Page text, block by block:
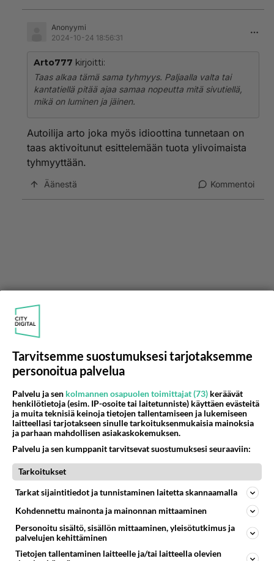
Anonyymi
2024-10-24 18:56:31
Arto777 kirjoitti:
Taas alkaa tämä sama tyhmyys. Paljaalla valta tai
kantatiellä pitää ajaa samaa nopeutta mitä sivutiellä,
mikä on luminen ja jäinen.
Autoilija arto joka myös idioottina tunnetaan on
taas aktivoitunut esittelemään tuota ylivoimaista
tyhmyyttään.
Äänestä Kommentoi
Anonyymi
2024-10-24 19:00:27
Saa ajaa ENINTÄÄN liikennemerkein osoitettua
Juu, ellei ole ko. tilanteessa viisasta ajaa hieman
lujempaa.
Äänestä Kommentoi
Tarvitsemme suostumuksesi tarjotaksemme
personoitua palvelua
Palvelu ja sen kolmannen osapuolen toimittajat (73) keräävät
henkilötietoja (esim. IP-osoite tai laitetunniste) käyttäen evästeitä
ja muita teknisiä keinoja tietojen tallentamiseen ja lukemiseen
laitteellasi tarjotakseen sinulle tarkoituksenmukaisia mainoksia
ja parhaan mahdollisen asiakaskokemuksen.
Palvelu ja sen kumppanit tarvitsevat suostumuksesi seuraaviin:
Tarkoitukset
Tarkat sijaintitiedot ja tunnistaminen laitetta skannaamalla
Kohdennettu mainonta ja mainonnan mittaaminen
Personoitu sisältö, sisällön mittaaminen, yleisötutkimus ja
palvelujen kehittäminen
Tietojen tallentaminen laitteelle ja/tai laitteella olevien